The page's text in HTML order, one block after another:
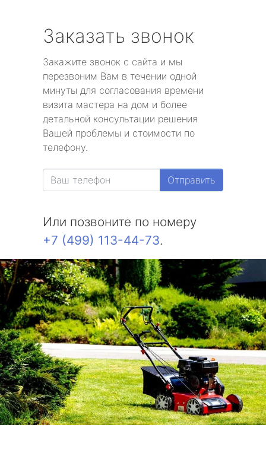
Заказать звонок
Закажите звонок с сайта и мы
перезвоним Вам в течении одной
минуты для согласования времени
визита мастера на дом и более
детальной консультации решения
Вашей проблемы и стоимости по
телефону.
Отправить
Или позвоните по номеру
+7 (499) 113-44-73.